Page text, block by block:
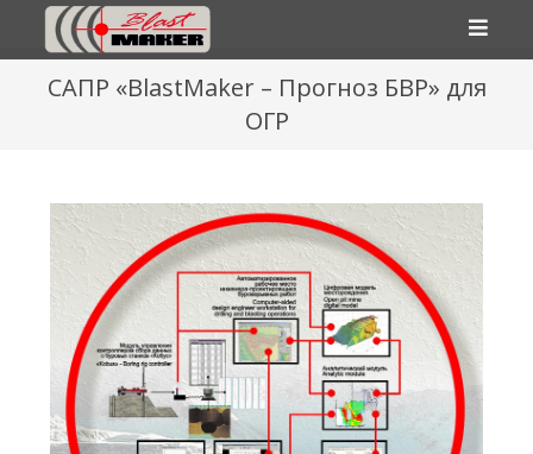
САПР «BlastMaker – Прогноз БВР» для
ОГР